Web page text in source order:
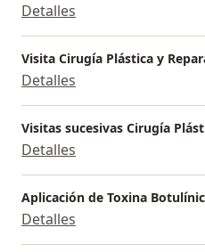
Detalles
Visita Cirugía Plástica y
Detalles
Visitas sucesivas Cirugía
Detalles
Aplicación de Toxina
Detalles